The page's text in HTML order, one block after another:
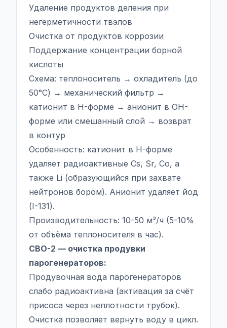
Удаление продуктов деления при
негерметичности твэлов
Очистка от продуктов коррозии
Поддержание концентрации борной
кислоты
Схема: теплоноситель → охладитель (до
50°C) → механический фильтр →
катионит в H-форме → анионит в OH-
форме или смешанный слой → возврат
в контур
Особенность: катионит в H-форме
удаляет радиоактивные Cs, Sr, Co, а
также Li (образующийся при захвате
нейтронов бором). Анионит удаляет йод
(I-131).
Производительность: 10-50 м³/ч (5-10%
от объёма теплоносителя в час).
СВО-2 — очистка продувки
парогенераторов:
Продувочная вода парогенераторов
слабо радиоактивна (активация за счёт
присоса через неплотности трубок).
Очистка позволяет вернуть воду в цикл.